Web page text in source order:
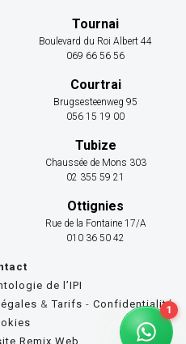
Tournai
Boulevard du Roi Albert 44
069 66 56 56
Courtrai
Brugsesteenweg 95
056 15 19 00
Tubize
Chaussée de Mons 303
02 355 59 21
Ottignies
Rue de la Fontaine 17/A
010 36 50 42
de l’IPI
&Tarifs - Confidentialité
Remix Web